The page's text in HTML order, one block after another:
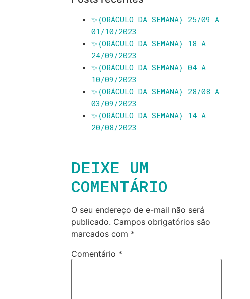
✨️{ORÁCULO DA SEMANA} 25/09 A
01/10/2023
✨️{ORÁCULO DA SEMANA} 18 A
24/09/2023
✨️{ORÁCULO DA SEMANA} 04 A
10/09/2023
✨️{ORÁCULO DA SEMANA} 28/08 A
03/09/2023
✨️{ORÁCULO DA SEMANA} 14 A
20/08/2023
DEIXE UM
COMENTÁRIO
O seu endereço de e-mail não será
publicado. Campos obrigatórios são
marcados com *
Comentário *